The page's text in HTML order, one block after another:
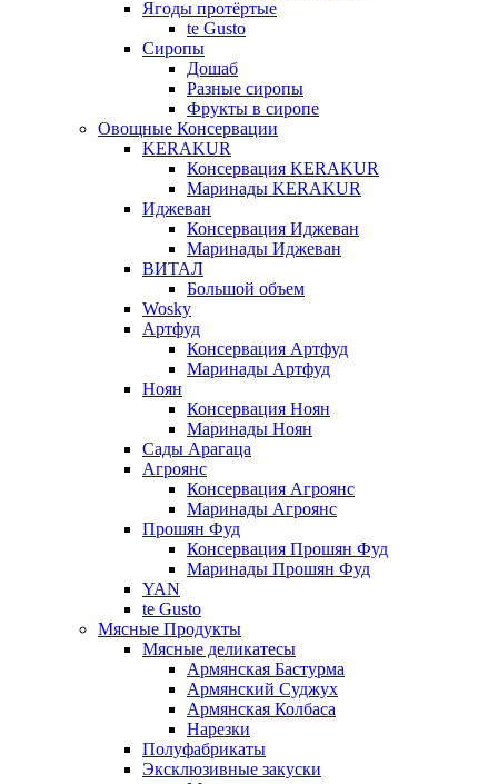
Ягоды протёртые
te Gusto
Сиропы
Дошаб
Разные сиропы
Фрукты в сиропе
Овощные Консервации
KERAKUR
Консервация KERAKUR
Маринады KERAKUR
Иджеван
Консервация Иджеван
Маринады Иджеван
ВИТАЛ
Большой объем
Wosky
Артфуд
Консервация Артфуд
Маринады Артфуд
Ноян
Консервация Ноян
Маринады Ноян
Сады Арагаца
Агроянс
Консервация Агроянс
Маринады Агроянс
Прошян Фуд
Консервация Прошян Фуд
Маринады Прошян Фуд
YAN
te Gusto
Мясные Продукты
Мясные деликатесы
Армянская Бастурма
Армянский Суджух
Армянская Колбаса
Нарезки
Полуфабрикаты
Эксклюзивные закуски